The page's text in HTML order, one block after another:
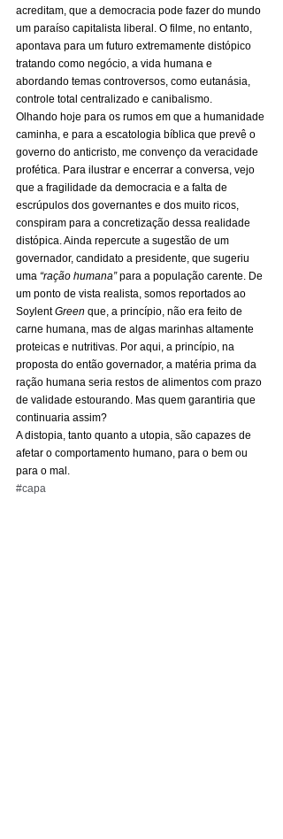
acreditam, que a democracia pode fazer do mundo
um paraíso capitalista liberal. O filme, no entanto,
apontava para um futuro extremamente distópico
tratando como negócio, a vida humana e
abordando temas controversos, como eutanásia,
controle total centralizado e canibalismo.
Olhando hoje para os rumos em que a humanidade
caminha, e para a escatologia bíblica que prevê o
governo do anticristo, me convenço da veracidade
profética. Para ilustrar e encerrar a conversa, vejo
que a fragilidade da democracia e a falta de
escrúpulos dos governantes e dos muito ricos,
conspiram para a concretização dessa realidade
distópica. Ainda repercute a sugestão de um
governador, candidato a presidente, que sugeriu
uma “ração humana” para a população carente. De
um ponto de vista realista, somos reportados ao
Soylent Green que, a princípio, não era feito de
carne humana, mas de algas marinhas altamente
proteicas e nutritivas. Por aqui, a princípio, na
proposta do então governador, a matéria prima da
ração humana seria restos de alimentos com prazo
de validade estourando. Mas quem garantiria que
continuaria assim?
A distopia, tanto quanto a utopia, são capazes de
afetar o comportamento humano, para o bem ou
para o mal.
#capa